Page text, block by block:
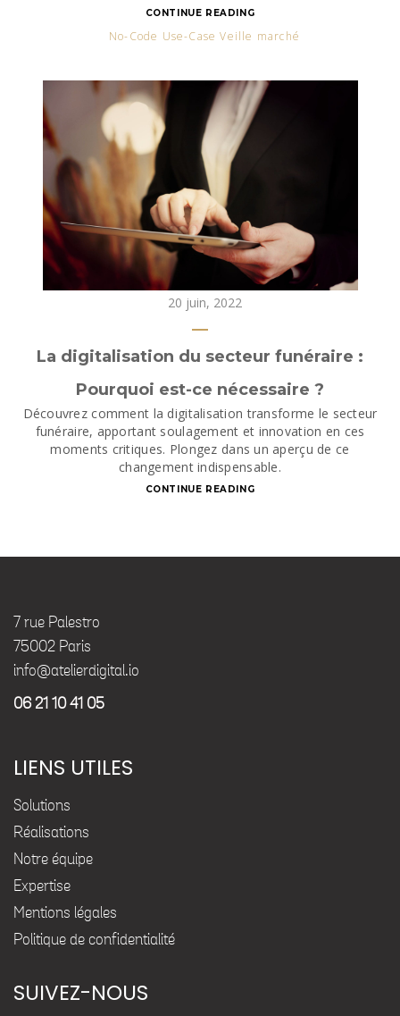
CONTINUE READING
No-Code Use-Case Veille marché
20 juin, 2022
La digitalisation du secteur funéraire :
Pourquoi est-ce nécessaire ?
Découvrez comment la digitalisation transforme le secteur
funéraire, apportant soulagement et innovation en ces
moments critiques. Plongez dans un aperçu de ce
changement indispensable.
CONTINUE READING
7 rue Palestro
75002 Paris
info@atelierdigital.io
06 21 10 41 05
LIENS UTILES
Solutions
Réalisations
Notre équipe
Expertise
Mentions légales
Politique de confidentialité
SUIVEZ-NOUS